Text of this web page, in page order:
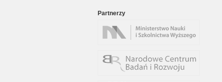
Partnerzy